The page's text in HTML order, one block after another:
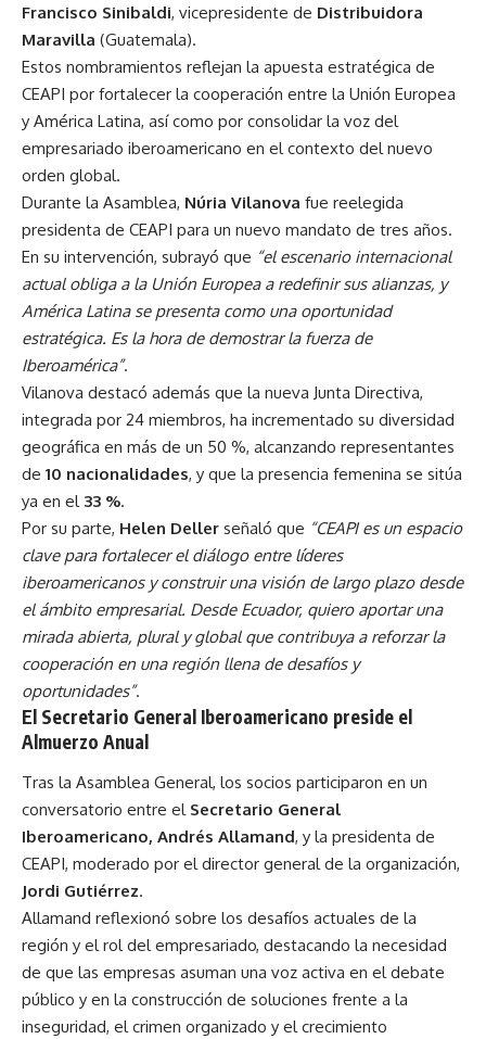
Francisco Sinibaldi, vicepresidente de Distribuidora
Maravilla (Guatemala).
Estos nombramientos reflejan la apuesta estratégica de
CEAPI por fortalecer la cooperación entre la Unión Europea
y América Latina, así como por consolidar la voz del
empresariado iberoamericano en el contexto del nuevo
orden global.
Durante la Asamblea, Núria Vilanova fue reelegida
presidenta de CEAPI para un nuevo mandato de tres años.
En su intervención, subrayó que “el escenario internacional
actual obliga a la Unión Europea a redefinir sus alianzas, y
América Latina se presenta como una oportunidad
estratégica. Es la hora de demostrar la fuerza de
Iberoamérica”.
Vilanova destacó además que la nueva Junta Directiva,
integrada por 24 miembros, ha incrementado su diversidad
geográfica en más de un 50 %, alcanzando representantes
de 10 nacionalidades, y que la presencia femenina se sitúa
ya en el 33 %.
Por su parte, Helen Deller señaló que “CEAPI es un espacio
clave para fortalecer el diálogo entre líderes
iberoamericanos y construir una visión de largo plazo desde
el ámbito empresarial. Desde Ecuador, quiero aportar una
mirada abierta, plural y global que contribuya a reforzar la
cooperación en una región llena de desafíos y
oportunidades”.
El Secretario General Iberoamericano preside el
Almuerzo Anual
Tras la Asamblea General, los socios participaron en un
conversatorio entre el Secretario General
Iberoamericano, Andrés Allamand, y la presidenta de
CEAPI, moderado por el director general de la organización,
Jordi Gutiérrez.
Allamand reflexionó sobre los desafíos actuales de la
región y el rol del empresariado, destacando la necesidad
de que las empresas asuman una voz activa en el debate
público y en la construcción de soluciones frente a la
inseguridad, el crimen organizado y el crecimiento